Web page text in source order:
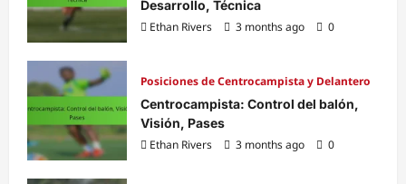
Desarrollo, Técnica
Ethan Rivers
3 months ago 0
Posiciones de Centrocampista y Delantero
Centrocampista: Control del balón,
Visión, Pases
Ethan Rivers
3 months ago 0